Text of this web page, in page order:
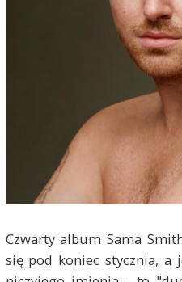
Czwarty album Sama
się pod koniec stycznia, a